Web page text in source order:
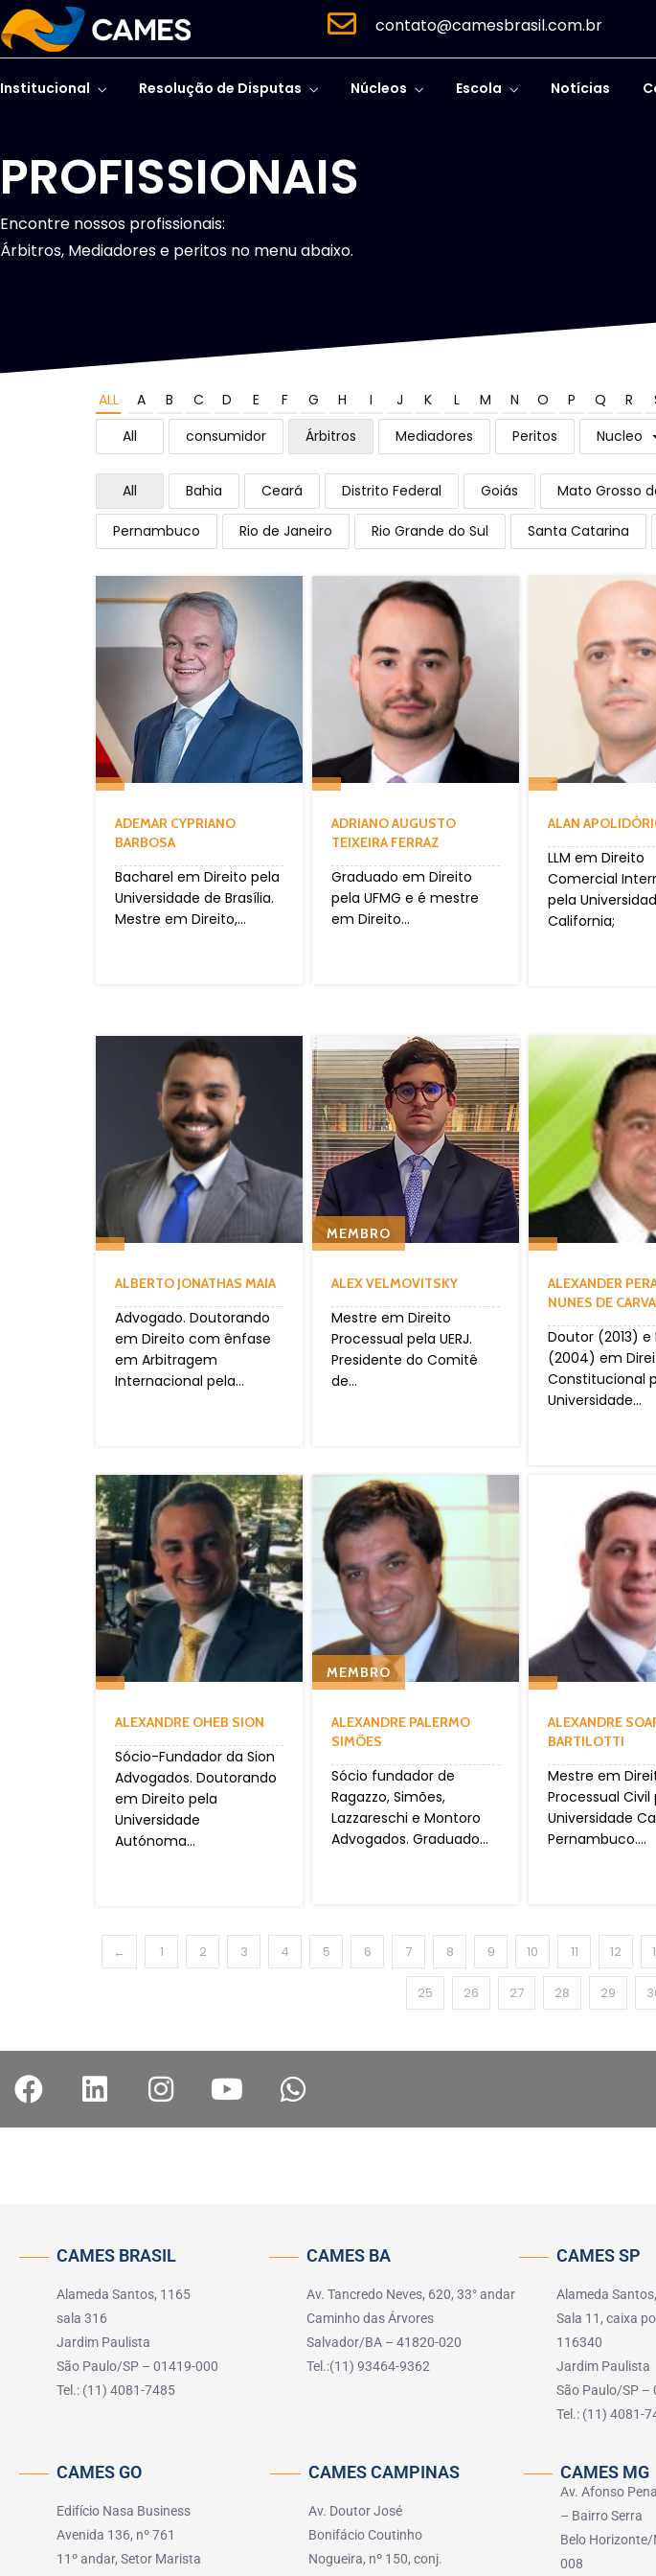
contato@camesbrasil.com.br
Institucional Resolução de Disputas Núcleos Escola Notícias
PROFISSIONAIS
Encontre nossos profissionais:
Árbitros, Mediadores e peritos no menu abaixo.
ALL A B C D E F G H I J K L M N O P Q R
All
consumidor Árbitros Mediadores Peritos Nucleo
All Bahia Ceará Distrito Federal Goiás Mato Grosso
Pernambuco Rio de Janeiro Rio Grande do Sul Santa Catarina
ADEMAR CYPRIANO
BARBOSA
Bacharel em Direito pela
Universidade de Brasília.
Mestre em Direito,...
ADRIANO AUGUSTO
TEIXEIRA FERRAZ
Graduado em Direito
pela UFMG e é mestre
em Direito...
ALAN
LLM em Direito
Comercial
pela
California;
ALBERTO JONATHAS MAIA
Advogado. Doutorando
em Direito com ênfase
em Arbitragem
Internacional pela...
MEMBRO
ALEX VELMOVITSKY
Mestre em Direito
Processual pela UERJ.
Presidente do Comitê
de...
ALEXANDER
NUNES DE
Doutor (2013) e
(2004) em
Constitucional
Universidade...
ALEXANDRE OHEB SION
Sócio-Fundador da Sion
Advogados. Doutorando
em Direito pela
Universidade
Autónoma...
MEMBRO
ALEXANDRE PALERMO
SIMÕES
Sócio fundador de
Ragazzo, Simões,
Lazzareschi e Montoro
Advogados. Graduado...
ALEXANDRE
BARTILOTTI
Mestre em
Processual Civil
Universidade
Pernambuco....
← 1 2 3 4 5 6 7 8 9 10 11 12
25 26 27 28 29
CAMES BRASIL
Alameda Santos, 1165
sala 316
Jardim Paulista
São Paulo/SP – 01419-000
Tel.: (11) 4081-7485
CAMES BA
Av. Tancredo Neves, 620, 33° andar
Caminho das Árvores
Salvador/BA – 41820-020
Tel.:(11) 93464-9362
CAMES SP
Alameda
Sala 11, caixa
116340
Jardim Paulista
São Paulo/SP –
Tel.: (11) 4081-
CAMES GO
Edifício Nasa Business
Avenida 136, nº 761
11º andar, Setor Marista
CAMES CAMPINAS
Av. Doutor José
Bonifácio Coutinho
Nogueira, nº 150, conj.
CAMES MG
Av. Afonso
– Bairro Serra
Belo Horizonte/
008